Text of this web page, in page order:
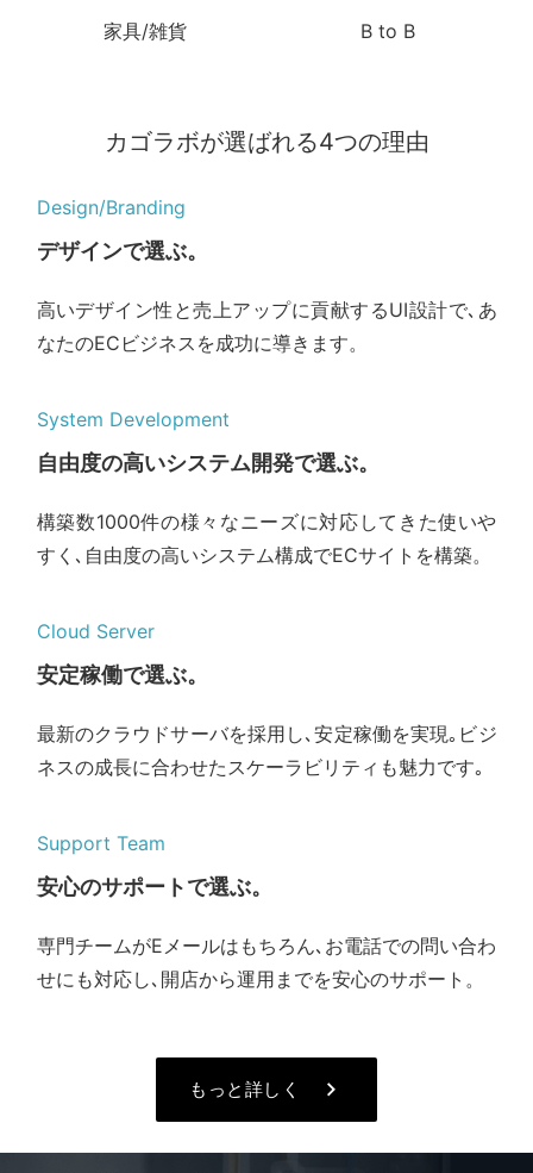
家具/雑貨 B to B
カゴラボが選ばれる4つの理由
Design/Branding
デザインで選ぶ。
高いデザイン性と売上アップに貢献するUI設計で､あ
なたのECビジネスを成功に導きます。
System Development
自由度の高いシステム開発で選ぶ。
構築数1000件の様々なニーズに対応してきた使いや
すく､自由度の高いシステム構成でECサイトを構築。
Cloud Server
安定稼働で選ぶ。
最新のクラウドサーバを採用し､安定稼働を実現｡ビジ
ネスの成長に合わせたスケーラビリティも魅力です｡
Support Team
安心のサポートで選ぶ。
専門チームがEメールはもちろん､お電話での問い合わ
せにも対応し､開店から運用までを安心のサポート。
keyboard_arrow_right
もっと詳しく